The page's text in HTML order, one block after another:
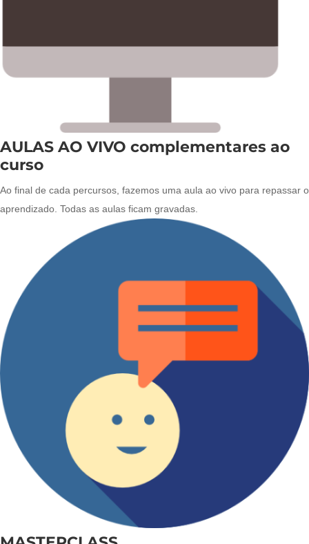
AULAS AO VIVO complementares ao
curso
Ao final de cada percursos, fazemos uma aula ao vivo para repassar o
aprendizado. Todas as aulas ficam gravadas.